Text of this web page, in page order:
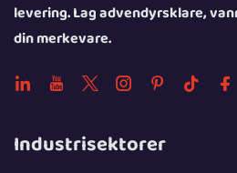
levering. Lag advendyrsklare,
din merkevare.
Industrisektorer